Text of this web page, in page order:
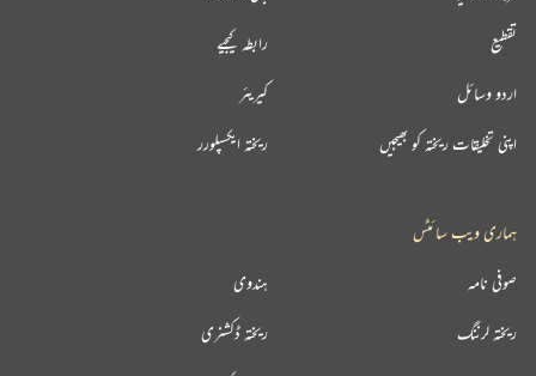
تقطیع
اردو وسائل
اپنی تخلیقات ریختہ کو بھیجیں
رابطہ کیجیے
کیریئر
ریختہ ایکسپلورر
ہماری ویب سائٹس
ہندوی صوفی نامہ
ریختہ ڈکشنری ریختہ لرننگ